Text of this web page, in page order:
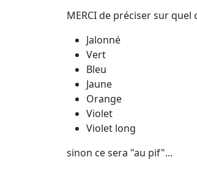
MERCI de préciser sur
Jalonné
Vert
Bleu
Jaune
Orange
Violet
Violet long
sinon ce sera "au pif"...